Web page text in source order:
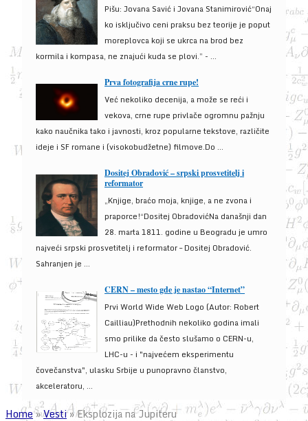
Pišu: Jovana Savić i Jovana Stanimirović“Onaj
ko isključivo ceni praksu bez teorije je poput
moreplovca koji se ukrca na brod bez
kormila i kompasa, ne znajući kuda se plovi.” - ...
Prva fotografija crne rupe!
Već nekoliko decenija, a može se reći i
vekova, crne rupe privlače ogromnu pažnju
kako naučnika tako i javnosti, kroz popularne tekstove, različite
ideje i SF romane i (visokobudžetne) filmove.Do ...
Dositej Obradović – srpski prosvetitelj i
reformator
„Knjige, braćo moja, knjige, a ne zvona i
praporce!“Dositej ObradovićNa današnji dan
28. marta 1811. godine u Beogradu je umro
najveći srpski prosvetitelj i reformator – Dositej Obradović.
Sahranjen je ...
CERN – mesto gde je nastao “Internet”
Prvi World Wide Web Logo (Autor: Robert
Cailliau)Prethodnih nekoliko godina imali
smo prilike da često slušamo o CERN-u,
LHC-u - i "najvećem eksperimentu
čovečanstva", ulasku Srbije u punopravno članstvo,
akceleratoru, ...
Home»Vesti»Eksplozija na Jupiteru